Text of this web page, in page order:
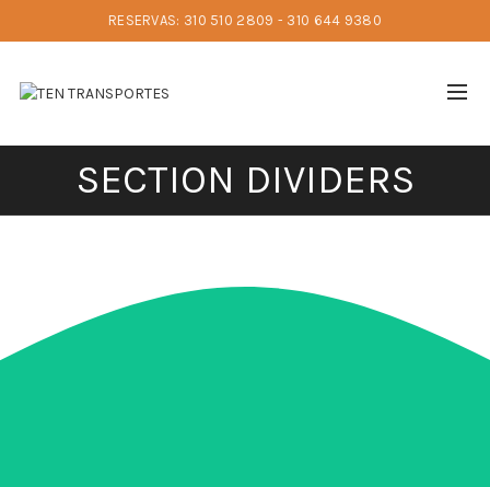
RESERVAS: 310 510 2809 - 310 644 9380
SECTION DIVIDERS